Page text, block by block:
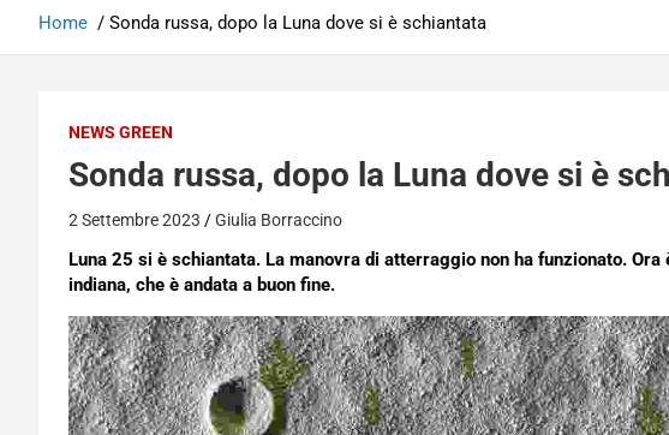
Home Sonda russa, dopo la Luna dove si è schiantata
NEWS GREEN
Sonda russa, dopo la Luna dove si è
2 Settembre 2023 Giulia Borraccino
Luna 25 si è schiantata. La manovra di atterraggio non ha funzionato.
indiana, che è andata a buon fine.